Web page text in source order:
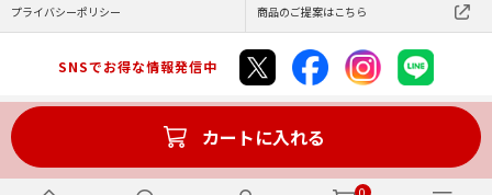
カートに入れる
プライバシーポリシー 商品のご提案はこちら
SNSでお得な情報発信中